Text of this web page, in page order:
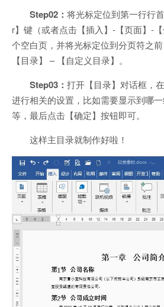
Step02： 将光标定位到第一行行
r】键（或者点击【插入】-【页面】-
个空白页，并将光标定位到分页符之
【目录】 – 【自定义目录】。
Step03： 打开【目录】对话框，
进行相关的设置，比如需要显示到哪
等，最后点击【确定】按钮即可。
这样主目录就制作好啦！